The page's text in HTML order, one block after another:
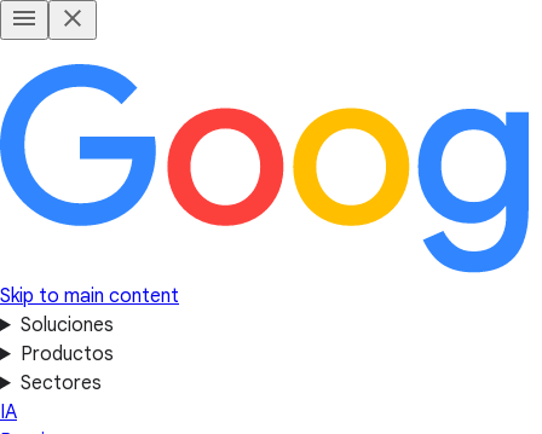
Skip to main content
Soluciones
Productos
Sectores
IA